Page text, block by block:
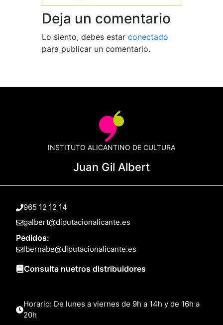
Deja un comentario
Lo siento, debes estar conectado
para publicar un comentario.
INSTITUTO ALICANTINO DE CULTURA
Juan Gil Albert
965 12 12 14
galbert@diputacionalicante.es
Pedidos:
lbernabe@diputacionalicante.es
Consulta nuetros distribuidores
Horario: De lunes a viernes de 9h a 14h y de 16h a
20h